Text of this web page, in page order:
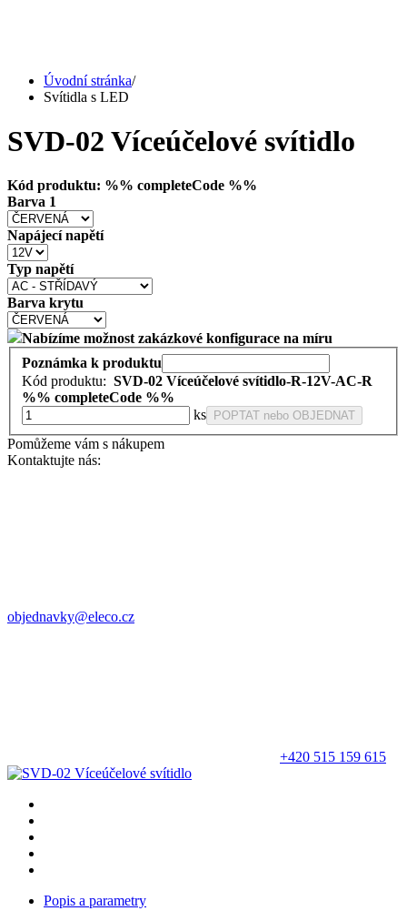
Úvodní stránka/
Svítidla s LED
SVD-02 Víceúčelové svítidlo
Kód produktu: %% completeCode %%
Barva 1
Napájecí napětí
Typ napětí
Barva krytu
Nabízíme možnost zakázkové konfigurace na míru
Poznámka k produktu
Kód produktu: SVD-02 Víceúčelové svítidlo-R-12V-AC-R
%% completeCode %%
ks
POPTAT nebo OBJEDNAT
Pomůžeme vám s nákupem
Kontaktujte nás:
objednavky@eleco.cz
+420 515 159 615
Popis a parametry